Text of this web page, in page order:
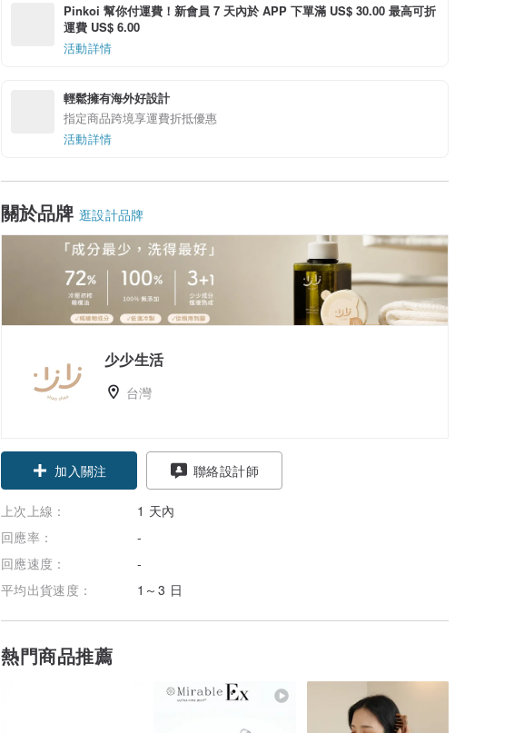
Pinkoi 幫你付運費！新會員 7 天內於 APP 下單滿 US$ 30.00 最高可折
運費 US$ 6.00
活動詳情
輕鬆擁有海外好設計
指定商品跨境享運費折抵優惠
活動詳情
關於品牌 逛設計品牌
少少生活
台灣
加入關注 聯絡設計師
上次上線：
1 天內
回應率：
-
回應速度：
-
平均出貨速度：
1～3 日
熱門商品推薦